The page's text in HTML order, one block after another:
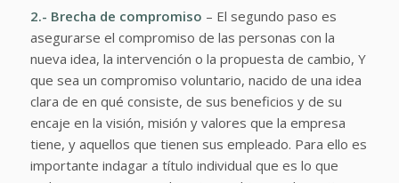
2.- Brecha de compromiso – El segundo paso es
asegurarse el compromiso de las personas con la
nueva idea, la intervención o la propuesta de cambio, Y
que sea un compromiso voluntario, nacido de una idea
clara de en qué consiste, de sus beneficios y de su
encaje en la visión, misión y valores que la empresa
tiene, y aquellos que tienen sus empleado. Para ello es
importante indagar a título individual que es lo que